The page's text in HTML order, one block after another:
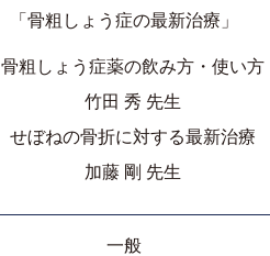
「骨粗しょう症の最新治療」
骨粗しょう症薬の飲み方・使い方
竹田 秀 先生
せぼねの骨折に対する最新治療
加藤 剛 先生
一般